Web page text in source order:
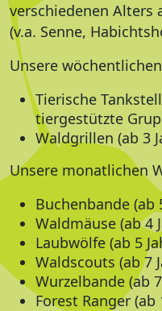
verschiedenen Alters
(v.a. Senne,
Unsere
Tierische
tiergestützte
Waldgrillen (ab 3
Unsere monatlichen
Buchenbande (ab
Waldmäuse (ab 4
Laubwölfe (ab 5
Waldscouts (ab 7
Wurzelbande (ab
Forest Ranger (ab